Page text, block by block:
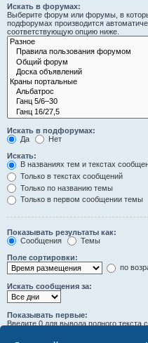
Искать в форумах:
Выберите форум или форумы, в
подфорумах производится
соответствующую опцию ниже.
Искать в подфорумах:
Да
Нет
Искать:
В названиях тем и текстах
Только в текстах сообщений
Только по названию темы
Только в первом сообщении темы
Показывать результаты как:
Сообщения
Темы
Поле сортировки:
по
Искать сообщения за:
Показывать первые:
Введите 0 для вывода полного текста